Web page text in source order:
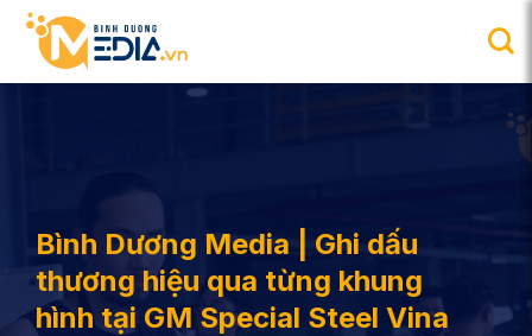
Chuyển
Bình Dương Media | Ghi dấu
thương hiệu qua từng khung
hình tại GM Special Steel Vina